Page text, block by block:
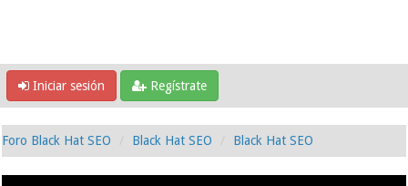
Iniciar sesión Regístrate
Foro Black Hat SEO Black Hat SEO Black Hat SEO